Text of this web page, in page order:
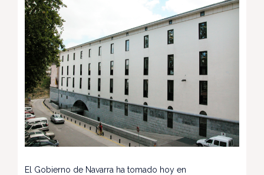
El Gobierno de Navarra ha tomado hoy en